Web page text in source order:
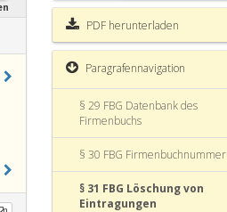
PDF herunterladen
Paragrafennavigation
§ 27 FBG Anträge
Firmenbuchs auf ADV
§ 29 FBG Datenbank des
Firmenbuchs
§ 30 FBG Firmenbuchnummer
§ 31 FBG Löschung von
Eintragungen